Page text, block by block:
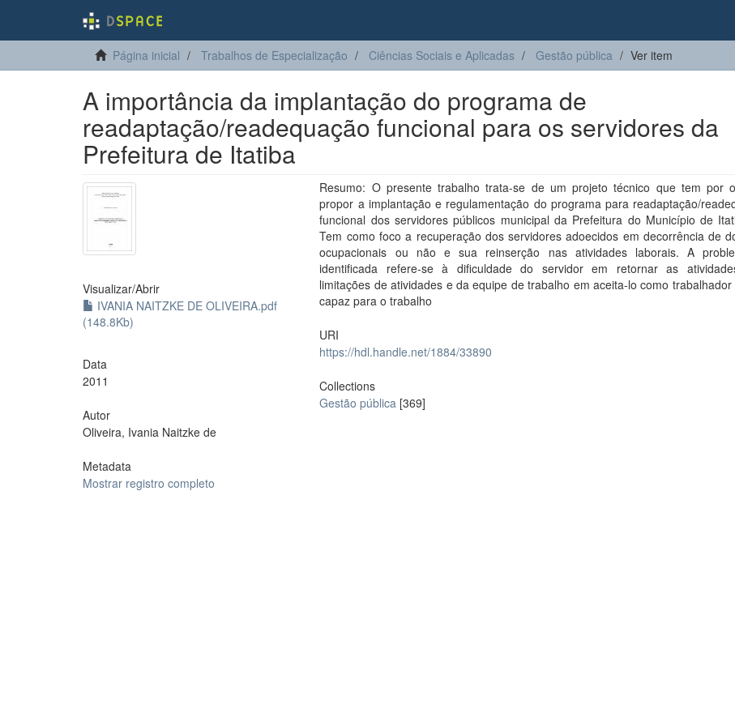
Página inicial Trabalhos de Especialização Ciências Sociais e Aplicadas Gestão pública Ver item
A importância da implantação do programa de
readaptação/readequação funcional para os servidores da
Prefeitura de Itatiba
Visualizar/Abrir
IVANIA NAITZKE DE OLIVEIRA.pdf
(148.8Kb)
Data
2011
Autor
Oliveira, Ivania Naitzke de
Metadata
Mostrar registro completo
Resumo: O presente trabalho trata-se de um projeto técnico que tem por
propor a implantação e regulamentação do programa para readaptação/
funcional dos servidores públicos municipal da Prefeitura do Município de
Tem como foco a recuperação dos servidores adoecidos em decorrência de
ocupacionais ou não e sua reinserção nas atividades laborais. A
identificada refere-se à dificuldade do servidor em retornar as
limitações de atividades e da equipe de trabalho em aceita-lo como trabalhador
capaz para o trabalho
URI
https://hdl.handle.net/1884/33890
Collections
Gestão pública [369]